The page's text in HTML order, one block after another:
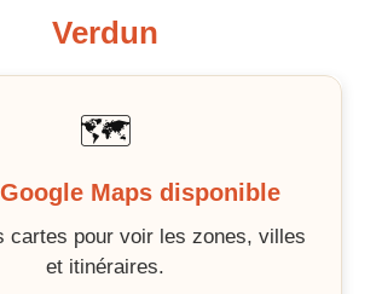
Verdun
🗺️
Maps disponible
cartes pour voir les zones, villes
et itinéraires.